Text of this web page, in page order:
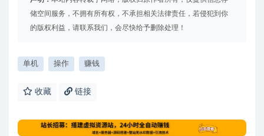
储空间服务，不拥有所有权，不承担相关法律责任，若侵犯到你
的版权利益，请联系我们，会尽快给予删除处理！
单机 操作 赚钱
收藏 链接